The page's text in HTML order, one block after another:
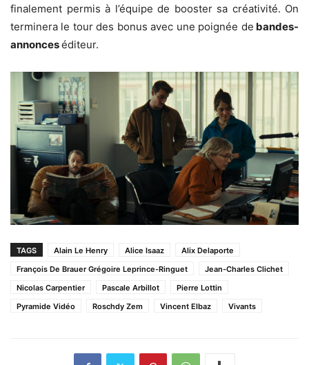
finalement permis à l’équipe de booster sa créativité. On
terminera le tour des bonus avec une poignée de bandes-
annonceséditeur.
TAGS Alain Le Henry Alice Isaaz
Alix Delaporte
François De Brauer Grégoire Leprince-Ringuet
Jean-Charles Clichet
Nicolas Carpentier
Pascale Arbillot
Pierre Lottin
Pyramide Vidéo
Roschdy Zem Vincent Elbaz Vivants